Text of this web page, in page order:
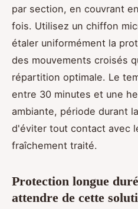
par section, en couvrant
fois. Utilisez un chiffon
étaler uniformément la
des mouvements croisés
répartition optimale. Le
entre 30 minutes et une
ambiante, période durant
d'éviter tout contact avec
fraîchement traité.
Protection longue
attendre de cette